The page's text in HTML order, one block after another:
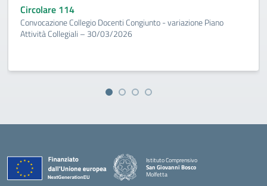
Circolare 114
Convocazione Collegio Docenti Congiunto - variazione Piano
Attività Collegiali – 30/03/2026
Istituto Comprensivo
San Giovanni Bosco
Molfetta